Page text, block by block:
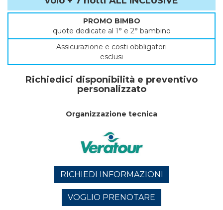
PROMO BIMBO
quote dedicate al 1° e 2° bambino
Assicurazione e costi obbligatori
esclusi
Richiedici disponibilità e preventivo
personalizzato
Organizzazione tecnica
RICHIEDI INFORMAZIONI
VOGLIO PRENOTARE